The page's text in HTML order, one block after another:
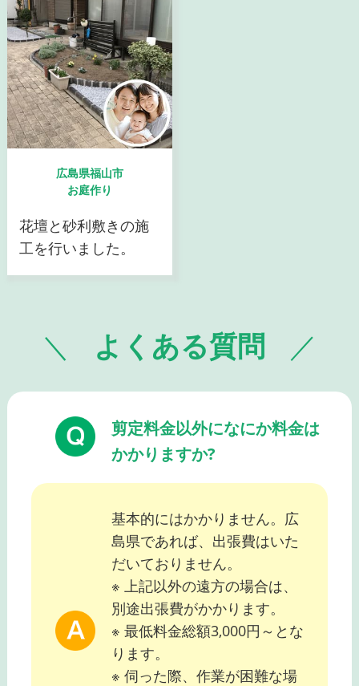
広島県福山市
お庭作り
花壇と砂利敷きの施
工を行いました。
よくある質問
剪定料金以外になにか料金は
かかりますか?
基本的にはかかりません。広
島県であれば、出張費はいた
だいておりません。
※ 上記以外の遠方の場合は、
別途出張費がかかります。
※ 最低料金総額3,000円～とな
ります。
※ 伺った際、作業が困難な場